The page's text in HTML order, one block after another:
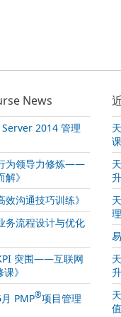
News
2014 管理
为领导力修炼——
》
沟通技巧训练》
务流程设计与优化
突围——互联网
》
PMP®项目管理